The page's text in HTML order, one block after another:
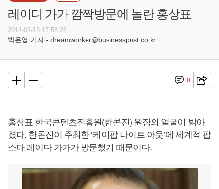
레이디 가가 깜짝방문에 놀란 홍상표
2014-03-13 17:58:28
박은영 기자 - dreamworker@businesspost.co.kr
0
홍상표 한국콘텐츠진흥원(한콘진) 원장의 얼굴이 밝아
졌다. 한콘진이 주최한 ‘케이팝 나이트 아웃’에 세계적 팝
스타 레이다 가가가 방문했기 때문이다.